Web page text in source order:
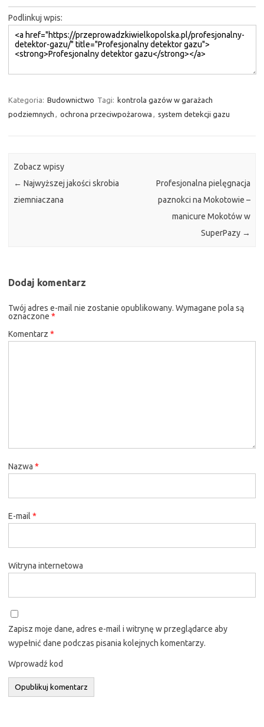
Podlinkuj wpis:
Kategoria: Budownictwo Tagi: kontrola gazów w garażach
podziemnych , ochrona przeciwpożarowa , system detekcji gazu
Zobacz wpisy
← Najwyższej jakości skrobia
ziemniaczana
Profesjonalna pielęgnacja
paznokci na Mokotowie –
manicure Mokotów w
SuperPazy →
Dodaj komentarz
Twój adres e-mail nie zostanie opublikowany. Wymagane pola są
oznaczone *
Komentarz *
Nazwa *
E-mail *
Witryna internetowa
Zapisz moje dane, adres e-mail i witrynę w przeglądarce aby
wypełnić dane podczas pisania kolejnych komentarzy.
Wprowadź kod